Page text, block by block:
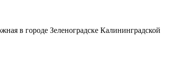
в городе Зеленоградске Калининградской